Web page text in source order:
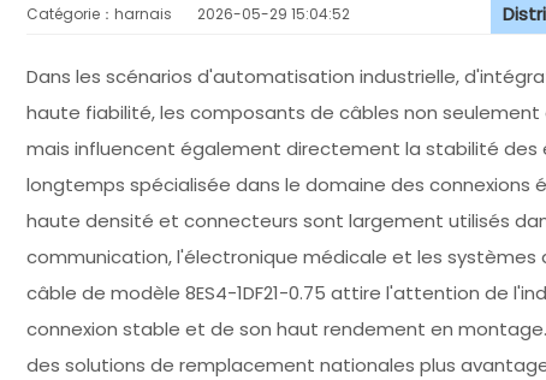
Catégorie：harnais 2026-05-29 15:04:52
Dans les scénarios d'automatisation industrielle,
haute fiabilité, les composants de câbles non
mais influencent également directement la stabilité
longtemps spécialisée dans le domaine des
haute densité et connecteurs sont largement utilisés
communication, l'électronique médicale et les
câble de modèle 8ES4-1DF21-0.75 attire l'attention de
connexion stable et de son haut rendement en
des solutions de remplacement nationales plus